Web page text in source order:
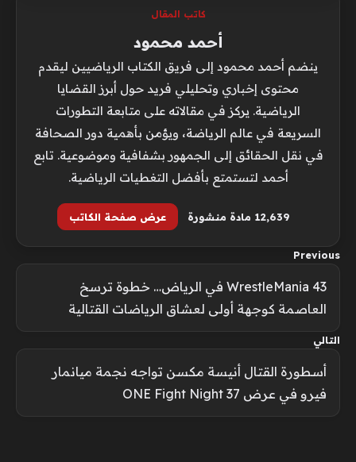
كاتب المقال
أحمد محمود
ينضم أحمد محمود إلى فريق الكتاب الرياضيين ليقدم
محتوى إخباري وتحليلي فريد حول أبرز القضايا
الرياضية. يركز في مقالاته على متابعة التطورات
السريعة في عالم الرياضة، ويؤمن بأهمية دور الصحافة
في نقل الحقائق إلى الجمهور بشفافية وموضوعية. تابع
أحمد لتستمتع بأفضل التغطيات الرياضية.
12٬639 مادة منشورة عرض صفحة الكاتب
Previous
WrestleMania 43 في الرياض… خطوة ترسخ
العاصمة كوجهة أولى لعشاق الرياضات القتالية
التالي
أسطورة القتال أنيسة مكسن تواجه نجمة ميانمار
فيرو في عرض ONE Fight Night 37